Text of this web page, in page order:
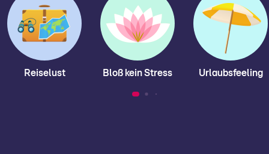
Reiselust Bloß kein Stress Urlaubsfeeling